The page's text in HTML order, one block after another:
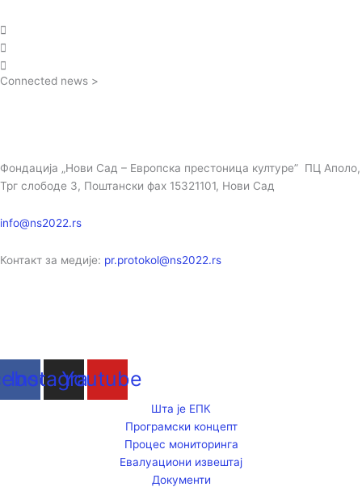
Connected news >
Фондација „Нови Сад – Европска престоница културе” ПЦ Аполо,
Трг слободе 3, Поштански фах 15321101, Нови Сад
info@ns2022.rs
Контакт за медије: pr.protokol@ns2022.rs
Instagram
Youtube
Шта је ЕПК
Програмски концепт
Процес мониторинга
Евалуациони извештај
Документи